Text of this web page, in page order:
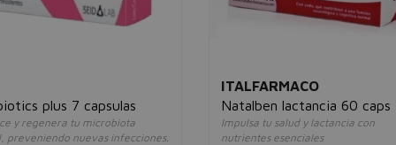
plus 7 capsulas
y regenera tu microbiota
preveniendo nuevas infecciones.
ITALFARMACO
Natalben lactancia 60 caps
Impulsa tu salud y lactancia con
nutrientes esenciales